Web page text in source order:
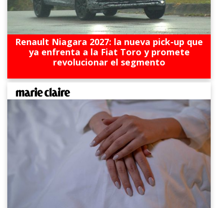
Renault Niagara 2027: la nueva pick-up que
ya enfrenta a la Fiat Toro y promete
revolucionar el segmento